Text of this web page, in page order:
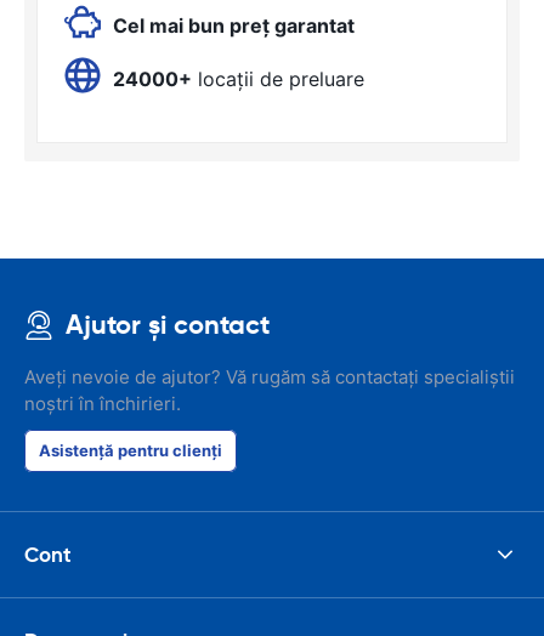
Cel mai bun preț garantat
24000+ locații de preluare
Ajutor și contact
Aveți nevoie de ajutor? Vă rugăm să contactați specialiștii
noștri în închirieri.
Asistență pentru clienți
Cont